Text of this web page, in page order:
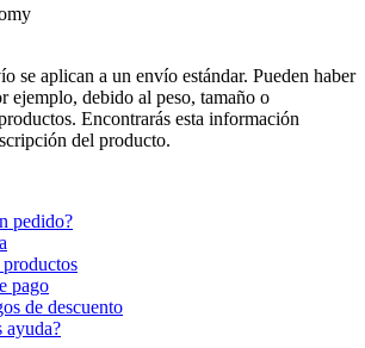
se aplican a un envío estándar. Pueden haber
ejemplo, debido al peso, tamaño o
Encontrarás esta información
del producto.
pedido?
pago
de descuento
ayuda?